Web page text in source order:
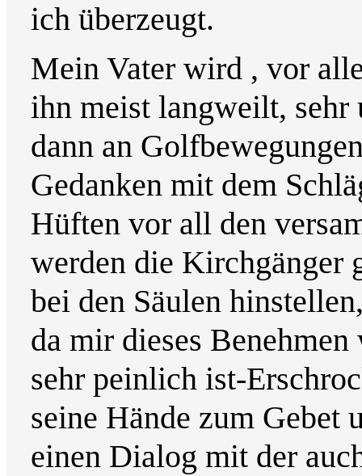
ich überzeugt.
Mein Vater wird , vor
ihn meist langweilt, sehr
dann an
Gedanken mit dem
Hüften vor all den
werden die Kirchgänger
bei den Säulen
da mir dieses
sehr peinlich ist-
seine Hände zum Gebet
einen Dialog mit der